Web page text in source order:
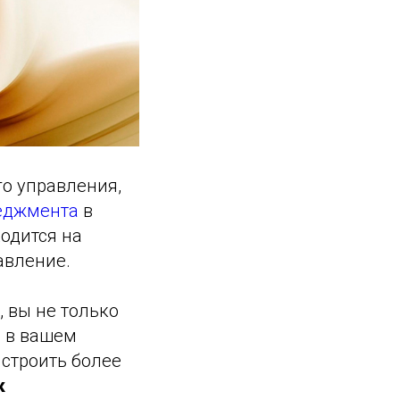
управления,
в
на
вы не только
в вашем
более